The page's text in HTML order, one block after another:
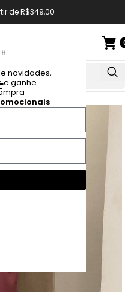
novidades,
e ganhe
de R$349,00